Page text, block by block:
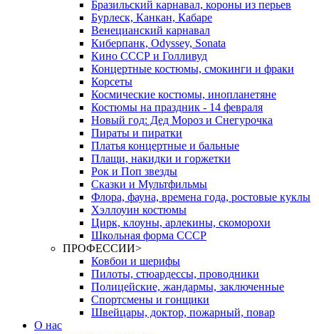
Бразильский карнавал, короны из перьев
Бурлеск, Канкан, Кабаре
Венецианский карнавал
Киберпанк, Odyssey, Sonata
Кино СССР и Голливуд
Концертные костюмы, смокинги и фраки
Корсеты
Космические костюмы, инопланетяне
Костюмы на праздник - 14 февраля
Новый год: Дед Мороз и Снегурочка
Пираты и пиратки
Платья концертные и бальные
Плащи, накидки и горжетки
Рок и Поп звезды
Сказки и Мультфильмы
Флора, фауна, времена года, ростовые куклы
Хэллоуин костюмы
Цирк, клоуны, арлекины, скоморохи
Школьная форма СССР
ПРОФЕССИИ>
Ковбои и шерифы
Пилоты, стюардессы, проводники
Полицейские, жандармы, заключенные
Спортсмены и гонщики
Швейцары, доктор, пожарный, повар
О нас